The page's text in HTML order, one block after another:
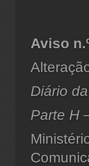
Aviso
Diário
Parte H